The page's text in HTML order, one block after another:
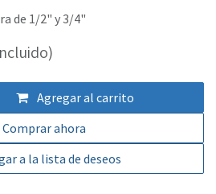
de 1/2" y 3/4"
Agregar al carrito
Comprar ahora
a la lista de deseos